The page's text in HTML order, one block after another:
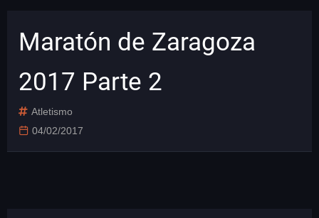
Maratón de Zaragoza
2017 Parte 2
Atletismo
04/02/2017